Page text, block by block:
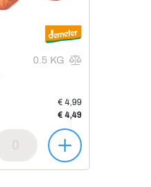
0.5 KG
€ 4,99
€ 4,49